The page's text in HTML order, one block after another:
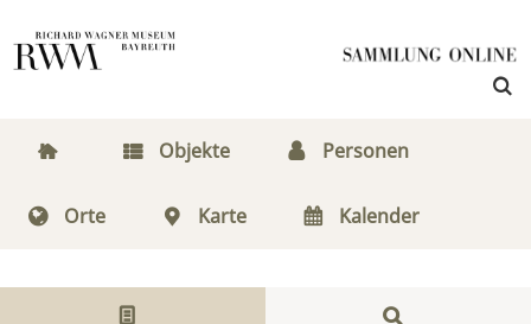
Objekte Personen
Orte Karte Kalender